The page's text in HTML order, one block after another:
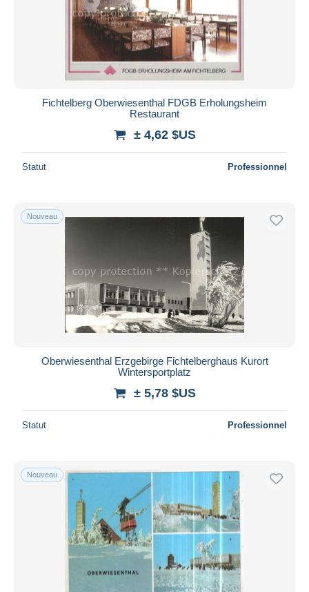
Fichtelberg Oberwiesenthal FDGB Erholungsheim
Restaurant
± 4,62 $US
Statut Professionnel
Nouveau
Oberwiesenthal Erzgebirge Fichtelberghaus Kurort
Wintersportplatz
± 5,78 $US
Statut Professionnel
Nouveau